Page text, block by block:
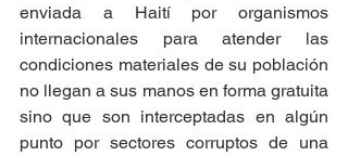
enviada a Haití por organismos
internacionales para atender las
condiciones materiales de su población
no llegan a sus manos en forma gratuita
sino que son interceptadas en algún
punto por sectores corruptos de una